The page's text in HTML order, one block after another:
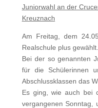
Juniorwahl an der
Kreuznach
Am Freitag, dem
Realschule plus gewählt.
Bei der so genannten
für die Schülerinnen
Abschlussklassen das
Es ging, wie auch bei
vergangenen Sonntag,